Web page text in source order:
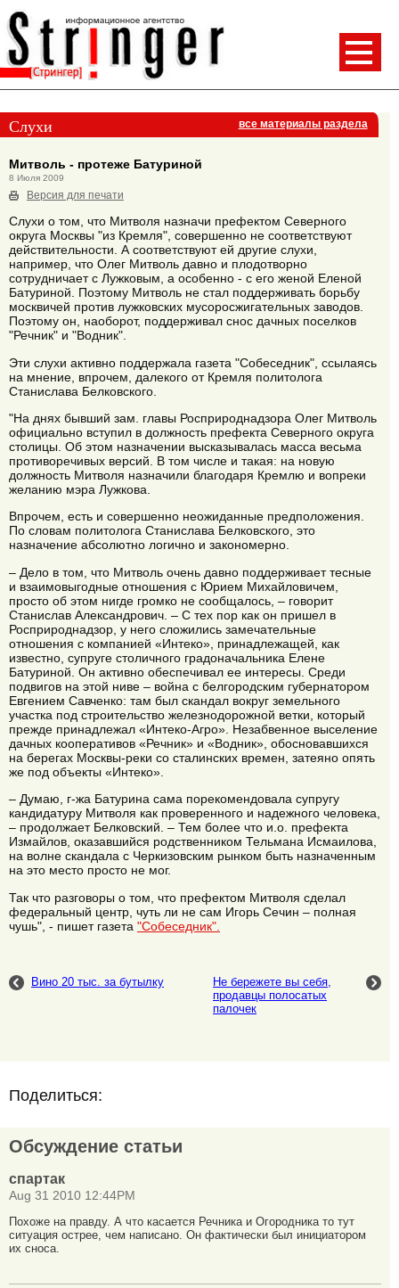
Слухи все материалы раздела
Митволь - протеже Батуриной
8 Июля 2009
Версия для печати
Слухи о том, что Митволя назначи префектом Северного
округа Москвы "из Кремля", совершенно не соответствуют
действительности. А соответствуют ей другие слухи,
например, что Олег Митволь давно и плодотворно
сотрудничает с Лужковым, а особенно - с его женой Еленой
Батуриной. Поэтому Митволь не стал поддерживать борьбу
москвичей против лужковских мусоросжигательных заводов.
Поэтому он, наоборот, поддерживал снос дачных поселков
"Речник" и "Водник".
Эти слухи активно поддержала газета "Собеседник", ссылаясь
на мнение, впрочем, далекого от Кремля политолога
Станислава Белковского.
"На днях бывший зам. главы Росприроднадзора Олег Митволь
официально вступил в должность префекта Северного округа
столицы. Об этом назначении высказывалась масса весьма
противоречивых версий. В том числе и такая: на новую
должность Митволя назначили благодаря Кремлю и вопреки
желанию мэра Лужкова.
Впрочем, есть и совершенно неожиданные предположения.
По словам политолога Станислава Белковского, это
назначение абсолютно логично и закономерно.
– Дело в том, что Митволь очень давно поддерживает тесные
и взаимовыгодные отношения с Юрием Михайловичем,
просто об этом нигде громко не сообщалось, – говорит
Станислав Александрович. – С тех пор как он пришел в
Росприроднадзор, у него сложились замечательные
отношения с компанией «Интеко», принадлежащей, как
известно, супруге столичного градоначальника Елене
Батуриной. Он активно обеспечивал ее интересы. Среди
подвигов на этой ниве – война с белгородским губернатором
Евгением Савченко: там был скандал вокруг земельного
участка под строительство железнодорожной ветки, который
прежде принадлежал «Интеко-Агро». Незабвенное выселение
дачных кооперативов «Речник» и «Водник», обосновавшихся
на берегах Москвы-реки со сталинских времен, затеяно опять
же под объекты «Интеко».
– Думаю, г-жа Батурина сама порекомендовала супругу
кандидатуру Митволя как проверенного и надежного человека,
– продолжает Белковский. – Тем более что и.о. префекта
Измайлов, оказавшийся родственником Тельмана Исмаилова,
на волне скандала с Черкизовским рынком быть назначенным
на это место просто не мог.
Так что разговоры о том, что префектом Митволя сделал
федеральный центр, чуть ли не сам Игорь Сечин – полная
чушь", - пишет газета "Собеседник".
Вино 20 тыс. за бутылку
Не бережете вы себя,
продавцы полосатых
палочек
Поделиться:
Обсуждение статьи
спартак
Aug 31 2010 12:44PM
Похоже на правду. А что касается Речника и Огородника то тут
ситуация острее, чем написано. Он фактически был инициатором
их сноса.